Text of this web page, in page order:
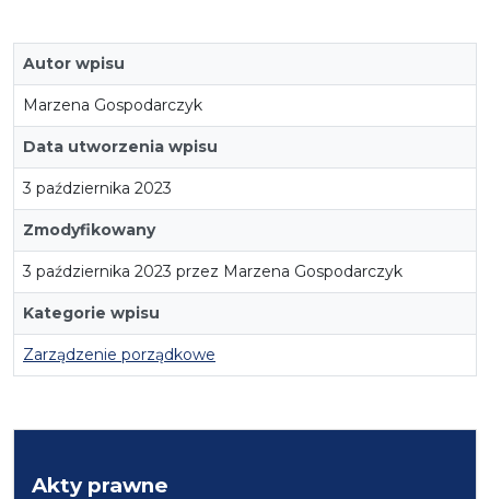
Autor wpisu
Marzena Gospodarczyk
Data utworzenia wpisu
3 października 2023
Zmodyfikowany
3 października 2023 przez Marzena Gospodarczyk
Kategorie wpisu
Zarządzenie porządkowe
Akty prawne